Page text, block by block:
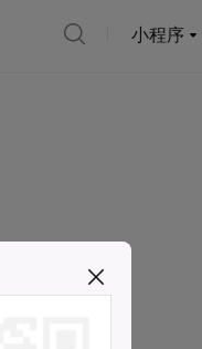
小程序